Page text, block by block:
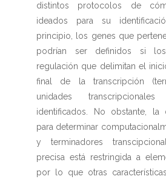
distintos protocolos de
ideados para su
principio, los genes que
podrían ser definidos si
regulación que delimitan el
final de la transcripción
unidades
identificados. No obstante, la
para determinar
y terminadores
precisa está restringida a
por lo que otras